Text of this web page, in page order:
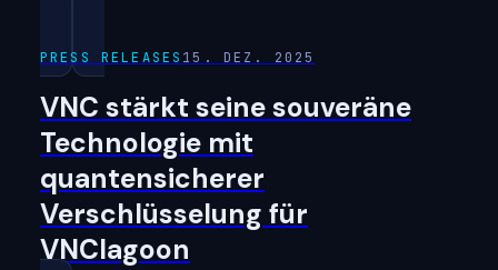
PRESS RELEASES 15. DEZ. 2025
VNC stärkt seine souveräne
Technologie mit
quantensicherer
Verschlüsselung für
VNClagoon